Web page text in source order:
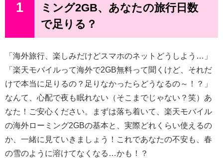
1
ミング2GB、あなたの旅行日数
で足りる？
「海外旅行、楽しみだけどスマホのネットどうしよう…」
「楽天モバイルって海外で2GB無料って聞くけど、それだ
けで本当に足りるの？足りなかったらどうなるの～！？」
なんて、心配で夜も眠れない（そこまでじゃない？笑）あ
なた！ご安心ください。まずは落ち着いて、楽天モバイル
の海外ローミング2GBの基本と、実際どれくらい使えるの
か、一緒に見ていきましょう！これであなたの不安も、春
の雪のように溶けてなくなる…かも！？